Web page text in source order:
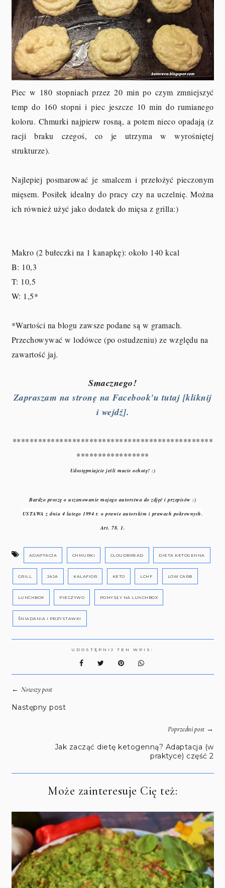
Piec w 180 stopniach przez 20 min po czym zmniejszyć
temp do 160 stopni i piec jeszcze 10 min do rumianego
koloru. Chmurki najpierw rosną, a potem nieco opadają (z
racji braku czegoś, co je utrzyma w wyrośniętej
strukturze).
Najlepiej posmarować je smalcem i przełożyć pieczonym
mięsem. Posiłek idealny do pracy czy na uczelnię. Można
ich również użyć jako dodatek do mięsa z grilla:)
Makro (2 bułeczki na 1 kanapkę): około 140 kcal
B: 10,3
T: 10,5
W: 1,5*
*Wartości na blogu zawsze podane są w gramach.
Przechowywać w lodówce (po ostudzeniu) ze względu na
zawartość jaj.
Smacznego!
Zapraszam na stronę na Facebook'u tutaj [kliknij
i wejdź].
***********************************************
*****************
Udostępniajcie jeśli macie ochotę! :)
Bardzo proszę o uszanowanie mojego autorstwa do zdjęć i przepisów :)
USTAWA z dnia 4 lutego 1994 r. o prawie autorskim i prawach pokrewnych.
Art. 78. 1.
ADAPTACJA CHMURKI CLOUDBREAD DIETA KETOGENNA
GRILL JAJA KALAFIOR KETO LCHF LOW CARB
LUNCHBOX PIECZYWO POMYSŁY NA LUNCHBOX
ŚNIADANIA I PRZYSTAWKI
UDOSTĘPNIJ TEN WPIS:
← Nowszy post
Następny post
Poprzedni post→
Jak zacząć dietę ketogenną? Adaptacja (w
praktyce) część 2
Może zainteresuje Cię też: